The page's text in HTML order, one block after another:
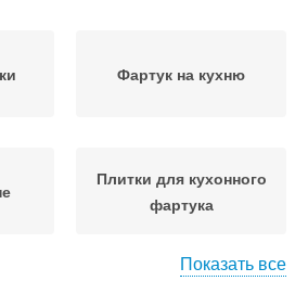
Фартук на кухню
Плитки для кухонного
фартука
Показать все